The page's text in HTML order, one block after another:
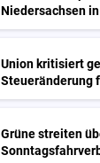
Niedersachsen
Union kritisiert
Steueränderung
Grüne streiten